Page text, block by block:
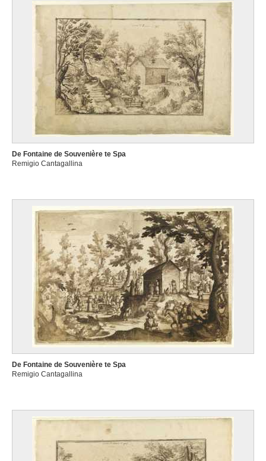
De Fontaine de Souvenière te Spa
Remigio Cantagallina
De Fontaine de Souvenière te Spa
Remigio Cantagallina